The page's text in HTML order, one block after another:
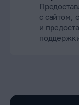
с сайтом,
и